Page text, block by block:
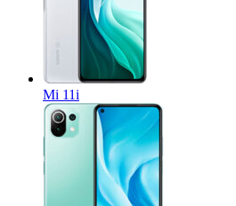
Mi 11i